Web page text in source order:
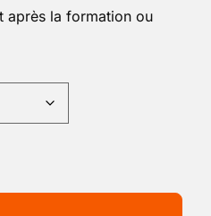
après la formation ou